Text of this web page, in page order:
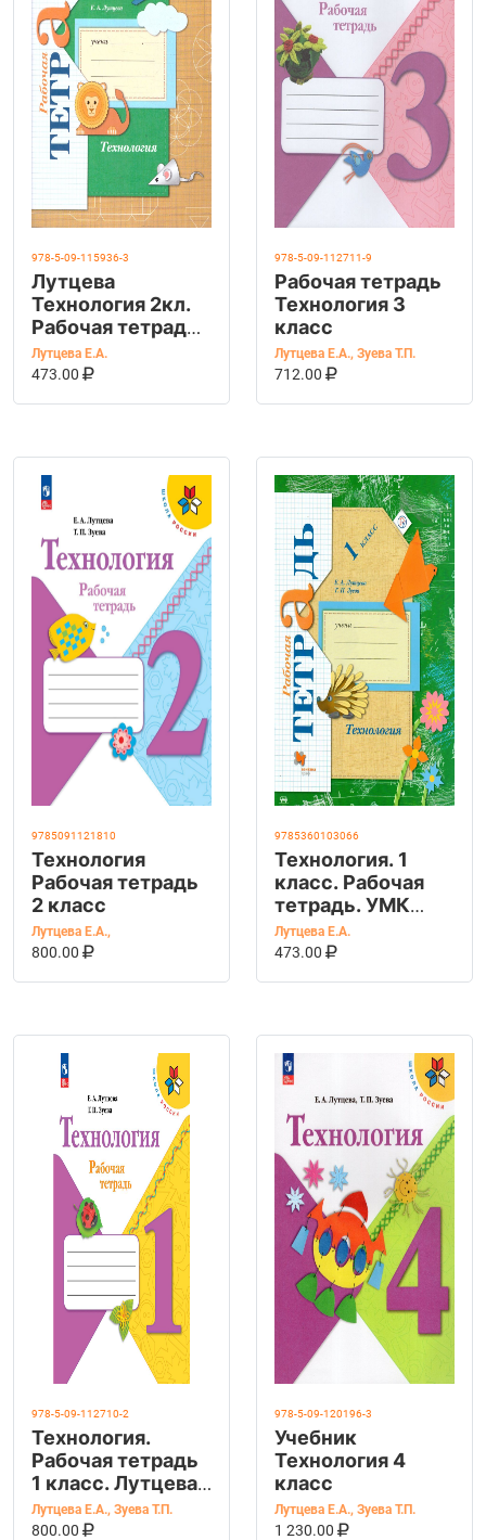
978-5-09-115936-3
Лутцева
Технология 2кл.
Рабочая тетрадь.
К новому
учебному
Лутцева Е.А.
473.00
В КОРЗИНУ
978-5-09-112711-9
Рабочая тетрадь
Технология 3
класс
Лутцева Е.А., Зуева Т.П.
712.00
В КОРЗИНУ
9785091121810
Технология
Рабочая тетрадь
2 класс
Лутцева Е.А.,
800.00
В КОРЗИНУ
9785360103066
Технология. 1
класс. Рабочая
тетрадь. УМК
"Начальная школа
21 века"
Лутцева Е.А.
473.00
В КОРЗИНУ
978-5-09-112710-2
Технология.
Рабочая тетрадь
1 класс. Лутцева
Новый ФГОС
Лутцева Е.А., Зуева Т.П.
800.00
В КОРЗИНУ
978-5-09-120196-3
Учебник
Технология 4
класс
Лутцева Е.А., Зуева Т.П.
1 230.00
В КОРЗИНУ